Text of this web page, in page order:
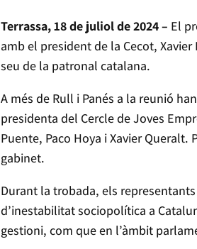
Terrassa, 18 de juliol de 2024 – El
amb el president de la Cecot,
seu de la patronal catalana.
A més de Rull i Panés a la reunió
presidenta del Cercle de Joves
Puente, Paco Hoya i Xavier
gabinet.
Durant la trobada, els
d’inestabilitat sociopolítica a
gestioni, com que en l’àmbit